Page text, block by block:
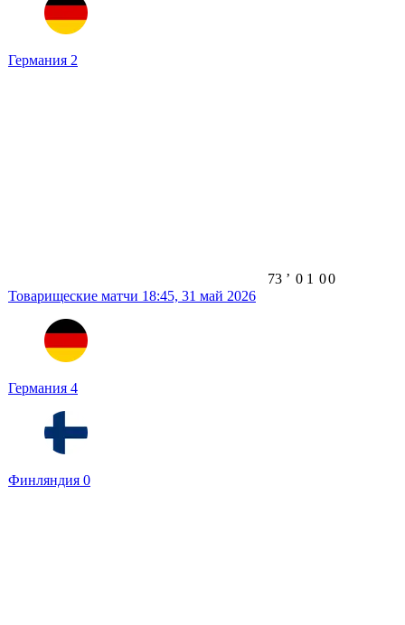
Германия 2
Товарищеские матчи 18:45, 31 май 2026
Германия 4
Финляндия 0
73 ʼ 0 1 00